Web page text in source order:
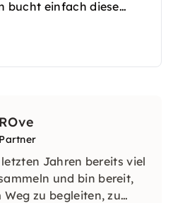
bucht einfach diese
Jahren bereits viel
und bin bereit,
zu begleiten, zu